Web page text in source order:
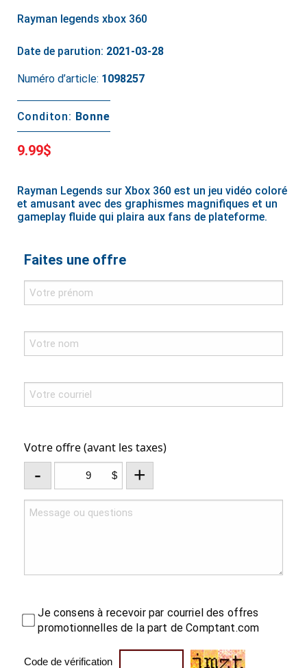
Rayman legends xbox 360
Date de parution: 2021-03-28
Numéro d’article: 1098257
Conditon: Bonne
9.99$
Rayman Legends sur Xbox 360 est un jeu vidéo coloré
et amusant avec des graphismes magnifiques et un
gameplay fluide qui plaira aux fans de plateforme.
Faites une offre
Votre offre (avant les taxes)
- $ +
Je consens à recevoir par courriel des offres
promotionnelles de la part de Comptant.com
Code de vérification